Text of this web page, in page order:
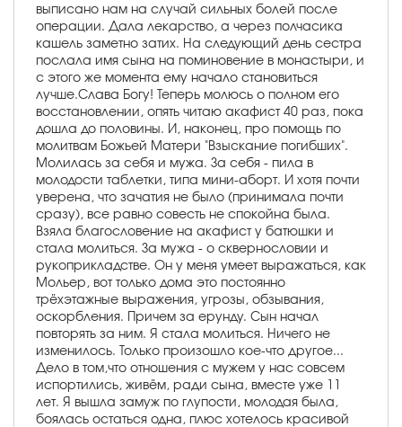
выписано нам на случай сильных болей после
операции. Дала лекарство, а через полчасика
кашель заметно затих. На следующий день сестра
послала имя сына на поминовение в монастыри, и
с этого же момента ему начало становиться
лучше.Слава Богу! Теперь молюсь о полном его
восстановлении, опять читаю акафист 40 раз, пока
дошла до половины. И, наконец, про помощь по
молитвам Божьей Матери "Взыскание погибших".
Молилась за себя и мужа. За себя - пила в
молодости таблетки, типа мини-аборт. И хотя почти
уверена, что зачатия не было (принимала почти
сразу), все равно совесть не спокойна была.
Взяла благословение на акафист у батюшки и
стала молиться. За мужа - о сквернословии и
рукоприкладстве. Он у меня умеет выражаться, как
Мольер, вот только дома это постоянно
трёхэтажные выражения, угрозы, обзывания,
оскорбления. Причем за ерунду. Сын начал
повторять за ним. Я стала молиться. Ничего не
изменилось. Только произошло кое-что другое...
Дело в том,что отношения с мужем у нас совсем
испортились, живём, ради сына, вместе уже 11
лет. Я вышла замуж по глупости, молодая была,
боялась остаться одна, плюс хотелось красивой